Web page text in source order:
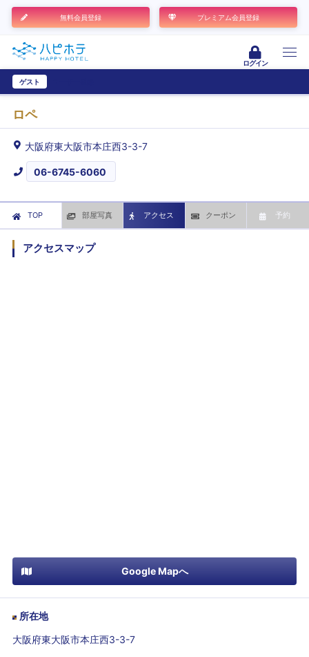
無料会員登録 プレミアム会員登録
ログイン
ゲスト
ロペ
大阪府東大阪市本庄西3-3-7
06-6745-6060
TOP 部屋写真 アクセス クーポン 予約
アクセスマップ
Google Mapへ
所在地
大阪府東大阪市本庄西3-3-7